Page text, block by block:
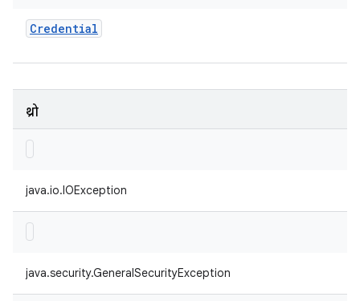
Credential
थ्रो
java.io.IOException
java.security.GeneralSecurityException